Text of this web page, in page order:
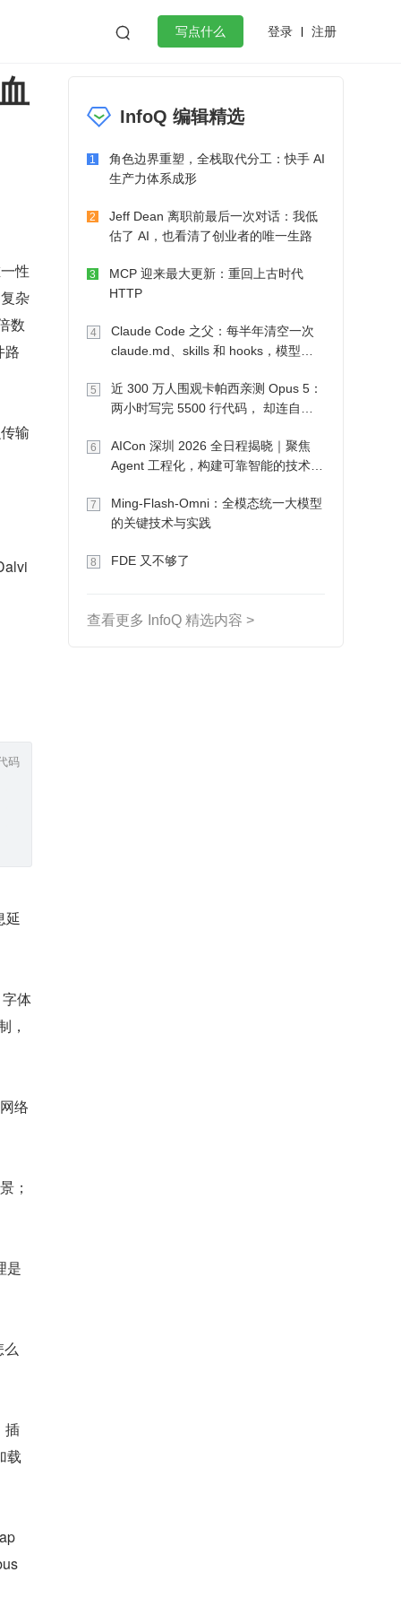
 写点什么 登录 注册
作
微服务架构 flutter
性
杂
数
路
输
码
延
体
，
络
；
是
么
插
载
InfoQ 编辑精选
1
角色边界重塑，全栈取代分工：快手 AI
生产力体系成形
2
Jeff Dean 离职前最后一次对话：我低
估了 AI，也看清了创业者的唯一生路
3
MCP 迎来最大更新：重回上古时代
HTTP
4
Claude Code 之父：每半年清空一次
claude.md、skills 和 hooks，模型自
5
近 300 万人围观卡帕西亲测 Opus 5：
两小时写完 5500 行代码， 却连自己
6
AICon 深圳 2026 全日程揭晓｜聚焦
Agent 工程化，构建可靠智能的技术路
7
Ming-Flash-Omni：全模态统一大模型
的关键技术与实践
8 FDE 又不够了
查看更多 InfoQ 精选内容 >